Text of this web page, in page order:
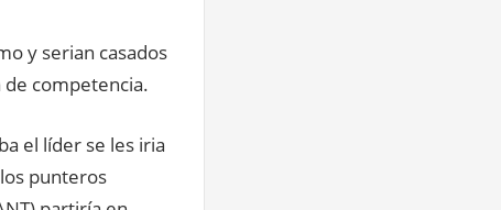
y serian casados
competencia.
el líder se les iria
punteros